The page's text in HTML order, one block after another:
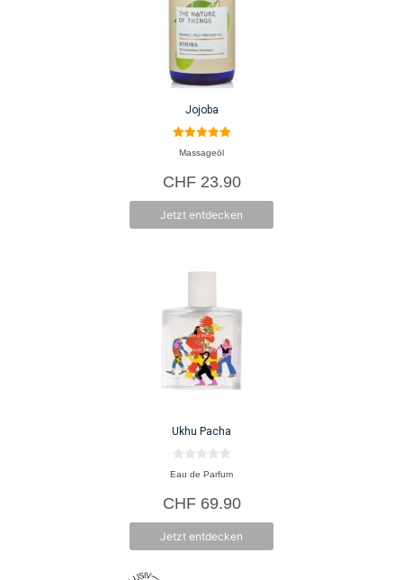
Jojoba
von 5
Massageöl
CHF23.90
Jetzt entdecken
Ukhu Pacha
0
v
n
5
Eau de Parfum
CHF69.90
Jetzt entdecken